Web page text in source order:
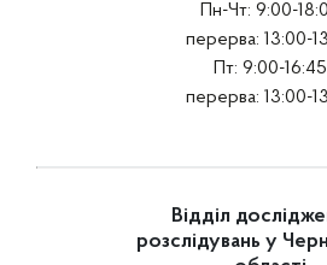
Пн-Чт: 9:00-
перерва: 13:00-
Пт: 9:00-16:45
перерва: 13:00-
Відділ
розслідувань у